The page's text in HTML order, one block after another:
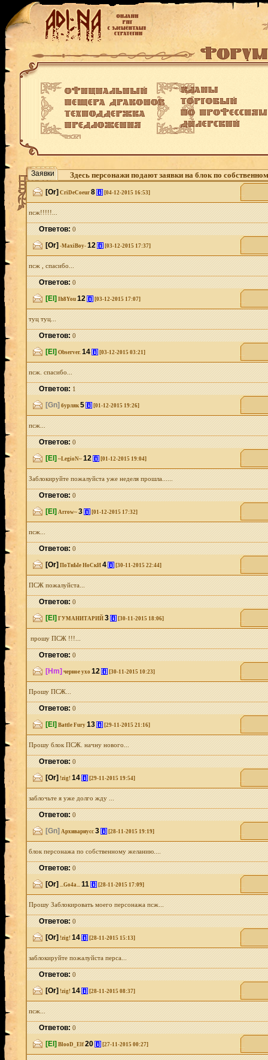
Заявки Здесь персонажи подают заявки на блок по
[Or] CriDeCoeur 8 [i] [04-12-2015 16:53]
псж!!!!!...
Ответов:0
[Or] -MaxiBoy- 12 [i] [03-12-2015 17:37]
псж , спасибо...
Ответов:0
[El] Ih8You 12 [i] [03-12-2015 17:07]
туц туц...
Ответов:0
[El] Observer. 14 [i] [03-12-2015 03:21]
псж. спасибо...
Ответов:1
[Gn] бурляк 5 [i] [01-12-2015 19:26]
псж...
Ответов:0
[El] ~LegioN~ 12 [i] [01-12-2015 19:04]
Заблокируйте пожалуйста уже неделя прошла......
Ответов:0
[El] Arrow~ 3 [i] [01-12-2015 17:32]
псж...
Ответов:0
[Or] ПоТнЫе НоСкИ 4 [i] [30-11-2015 22:44]
ПСЖ пожалуйста...
Ответов:0
[El] ГУМАНИТАРИЙ 3 [i] [30-11-2015 18:06]
прошу ПСЖ !!!...
Ответов:0
[Hm] черное ухо 12 [i] [30-11-2015 10:23]
Прошу ПСЖ...
Ответов:0
[El] Battle Fury 13 [i] [29-11-2015 21:16]
Прошу блок ПСЖ. начну нового...
Ответов:0
[Or] !zig! 14 [i] [29-11-2015 19:54]
заблочьте я уже долго жду ...
Ответов:0
[Gn] Архивариусс 3 [i] [28-11-2015 19:19]
блок персонажа по собственному желанию....
Ответов:0
[Or] ...Go4a... 11 [i] [28-11-2015 17:09]
Прошу Заблокировать моего персонажа псж...
Ответов:0
[Or] !zig! 14 [i] [28-11-2015 15:13]
заблокируйте пожалуйста перса...
Ответов:0
[Or] !zig! 14 [i] [28-11-2015 08:37]
псж...
Ответов:0
[El] BlooD_Elf 20 [i] [27-11-2015 00:27]